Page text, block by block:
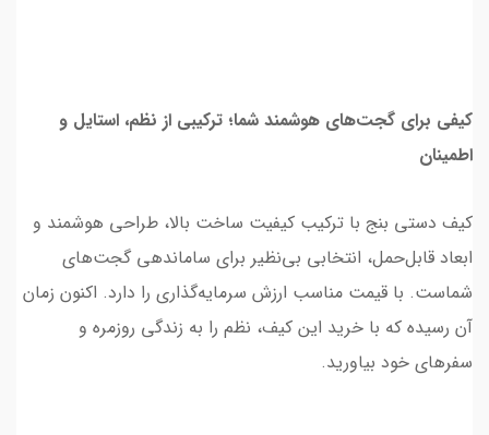
کیفی برای گجت‌های هوشمند شما؛ ترکیبی از نظم، استایل و
اطمینان
کیف دستی بنج با ترکیب کیفیت ساخت بالا، طراحی هوشمند و
ابعاد قابل‌حمل، انتخابی بی‌نظیر برای ساماندهی گجت‌های
شماست. با قیمت مناسب ارزش سرمایه‌گذاری را دارد. اکنون زمان
آن رسیده که با خرید این کیف، نظم را به زندگی روزمره و
سفرهای خود بیاورید.